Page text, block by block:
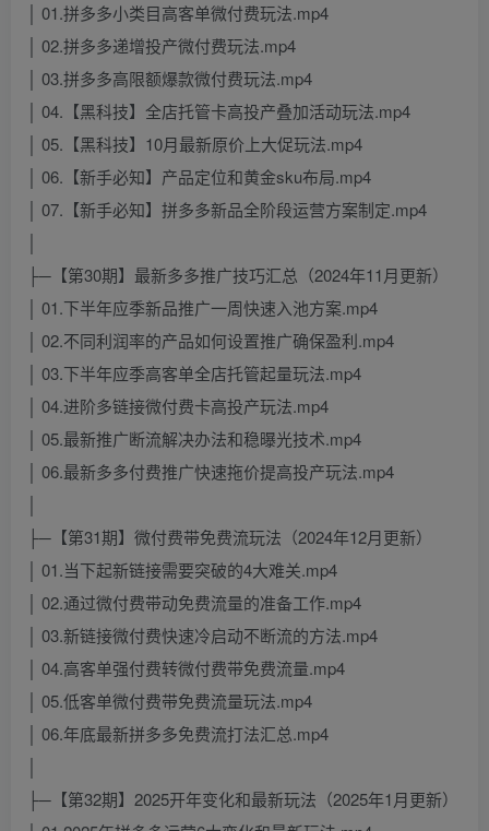
│ 01.拼多多小类目高客单微付费玩法.mp4
│ 02.拼多多递增投产微付费玩法.mp4
│ 03.拼多多高限额爆款微付费玩法.mp4
│ 04.【黑科技】全店托管卡高投产叠加活动玩法.mp4
│ 05.【黑科技】10月最新原价上大促玩法.mp4
│ 06.【新手必知】产品定位和黄金sku布局.mp4
│ 07.【新手必知】拼多多新品全阶段运营方案制定.mp4
├─【第30期】最新多多推广技巧汇总（2024年11月更新）
│ 01.下半年应季新品推广一周快速入池方案.mp4
│ 02.不同利润率的产品如何设置推广确保盈利.mp4
│ 03.下半年应季高客单全店托管起量玩法.mp4
│ 04.进阶多链接微付费卡高投产玩法.mp4
│ 05.最新推广断流解决办法和稳曝光技术.mp4
│ 06.最新多多付费推广快速拖价提高投产玩法.mp4
├─【第31期】微付费带免费流玩法（2024年12月更新）
│ 01.当下起新链接需要突破的4大难关.mp4
│ 02.通过微付费带动免费流量的准备工作.mp4
│ 03.新链接微付费快速冷启动不断流的方法.mp4
│ 04.高客单强付费转微付费带免费流量.mp4
│ 05.低客单微付费带免费流量玩法.mp4
│ 06.年底最新拼多多免费流打法汇总.mp4
├─【第32期】2025开年变化和最新玩法（2025年1月更新）